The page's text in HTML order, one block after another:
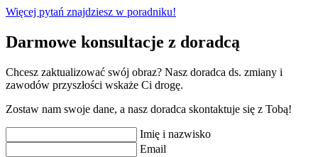
Więcej pytań znajdziesz w poradniku!
Darmowe konsultacje z doradcą
Chcesz zaktualizować swój obraz? Nasz doradca ds. zmiany i
zawodów przyszłości wskaże Ci drogę.
Zostaw nam swoje dane, a nasz doradca skontaktuje się z Tobą!
Imię i nazwisko
Email